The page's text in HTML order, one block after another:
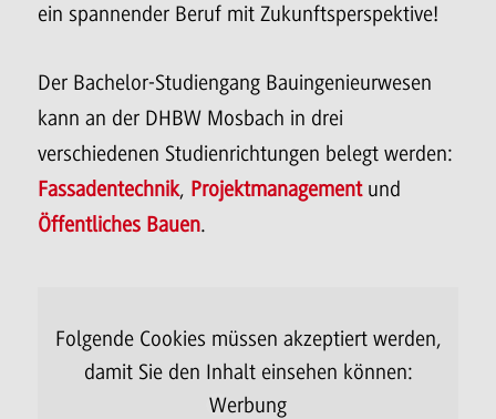
ein spannender Beruf mit Zukunftsperspektive!
Der Bachelor-Studiengang Bauingenieurwesen
kann an der DHBW Mosbach in drei
verschiedenen Studienrichtungen belegt werden:
Fassadentechnik, Projektmanagementund
Öffentliches Bauen.
Folgende Cookies müssen akzeptiert werden,
damit Sie den Inhalt einsehen können:
Werbung